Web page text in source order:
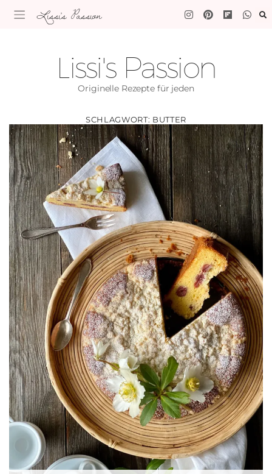
Lissi's Passion
Lissi's Passion
Originelle Rezepte für jeden
SCHLAGWORT: BUTTER